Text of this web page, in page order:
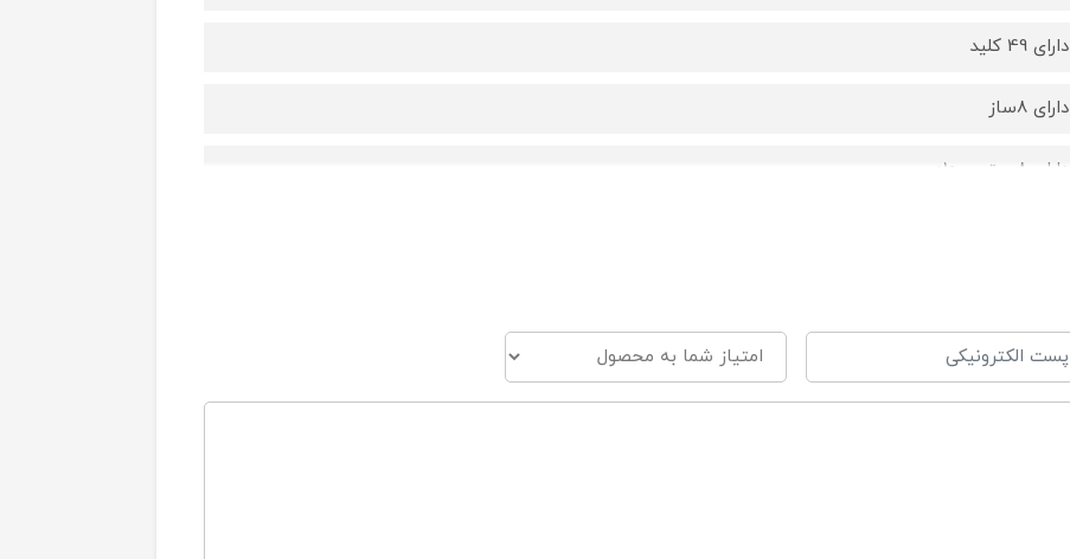
دارای 49 کلید
دارای 8ساز
دارای 8 ریتم و 10دمو
پلاستیک درجه یک و فاقد مواد سمی